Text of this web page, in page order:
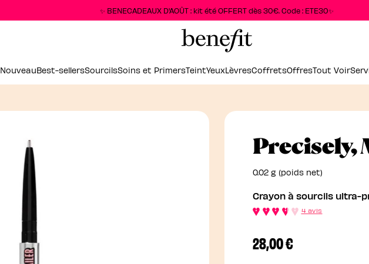
✨ BENECADEAUX D'AOÛT : kit été OFFERT dès 30€. Code : ETE30✨
NouveauBest-sellersSourcilsSoins et PrimersTeintYeuxLèvresCoffretsOffresTout Voir
Precisely,
0.02 g (poids net)
Crayon à sourcils ultra-
4 avis
28,00 €